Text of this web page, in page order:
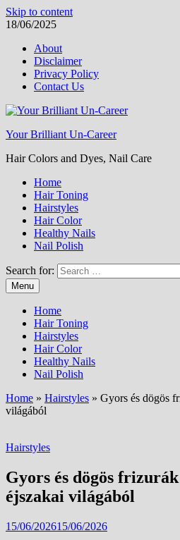
Skip to content
18/06/2025
About
Disclaimer
Privacy Policy
Contact Us
Your Brilliant Un-Career
Hair Colors and Dyes, Nail Care
Home
Hair Toning
Hairstyles
Hair Color
Healthy Nails
Nail Polish
Search for:
Menu
Home
Hair Toning
Hairstyles
Hair Color
Healthy Nails
Nail Polish
Home » Hairstyles » Gyors és dögös
világából
Hairstyles
Gyors és dögös
éjszakai világából
15/06/202615/06/2026